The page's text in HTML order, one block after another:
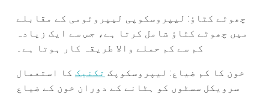
چھوٹے کٹاؤ: لیپروسکوپی لیپروٹومی کے مقابلے
میں چھوٹے کٹاؤ شامل کرتا ہے، جس سے ایک زیادہ
کم سے کم حملے والا طریقہ کار ہوتا ہے۔
خون کا کم ضیاع: لیپروسکوپک تکنیک کا استعمال
سرویکل سسٹوں کو ہٹانے کے دوران خون کے ضیاع